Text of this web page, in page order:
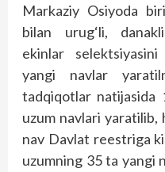
Markaziy Osiyoda
bilan urug‘li,
ekinlar selektsiyasini
yangi navlar
tadqiqotlar natijasida
uzum navlari
nav Davlat reestriga
uzumning 35 ta yangi